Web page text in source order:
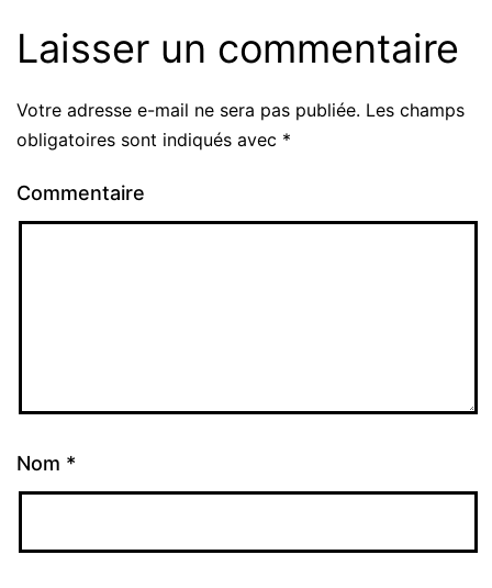
Laisser un commentaire
Votre adresse e-mail ne sera pas publiée. Les champs
obligatoires sont indiqués avec *
Commentaire
Nom *